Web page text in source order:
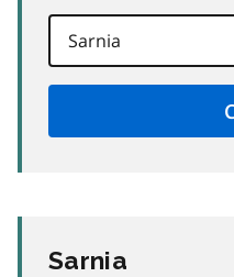
Sarnia